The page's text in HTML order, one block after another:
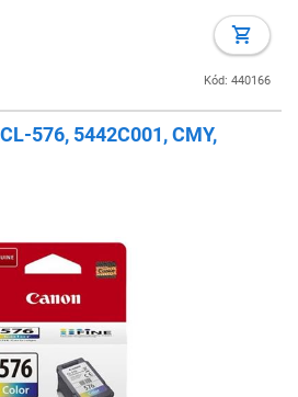
Kód: 440166
576, 5442C001, CMY,